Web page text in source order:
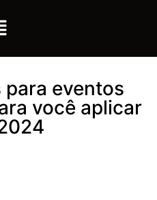
eventos
você aplicar